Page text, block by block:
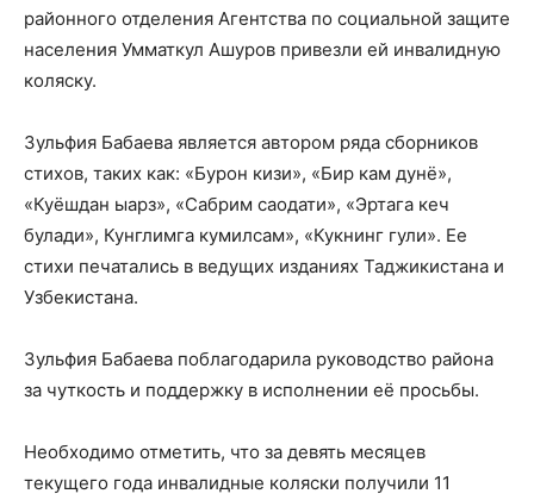
районного отделения Агентства по социальной защите
населения Умматкул Ашуров привезли ей инвалидную
коляску.
Зульфия Бабаева является автором ряда сборников
стихов, таких как: «Бурон кизи», «Бир кам дунё»,
«Куёшдан ыарз», «Сабрим саодати», «Эртага кеч
булади», Кунглимга кумилсам», «Кукнинг гули». Ее
стихи печатались в ведущих изданиях Таджикистана и
Узбекистана.
Зульфия Бабаева поблагодарила руководство района
за чуткость и поддержку в исполнении её просьбы.
Необходимо отметить, что за девять месяцев
текущего года инвалидные коляски получили 11